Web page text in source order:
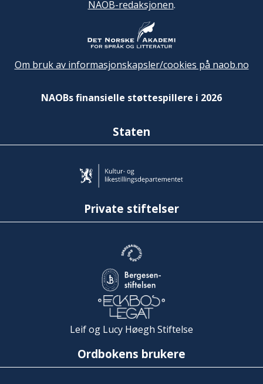
NAOB-redaksjonen.
Om bruk av informasjonskapsler/cookies på naob.no
NAOBs finansielle støttespillere i 2026
Staten
Private stiftelser
Leif og Lucy Høegh Stiftelse
Ordbokens brukere